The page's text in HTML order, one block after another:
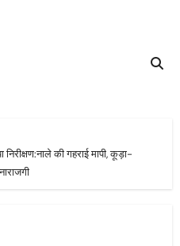
की गहराई मापी, कूड़ा-